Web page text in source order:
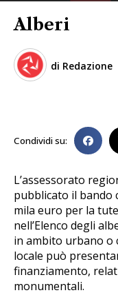
Alberi
di Redazione
Condividi su:
L’assessorato
pubblicato il bando
mila euro per la
nell’Elenco degli
in ambito urbano o
locale può
finanziamento,
monumentali.